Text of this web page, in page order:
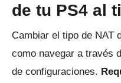
de tu PS4 al
Cambiar el tipo de NAT
como navegar a través
de configuraciones.